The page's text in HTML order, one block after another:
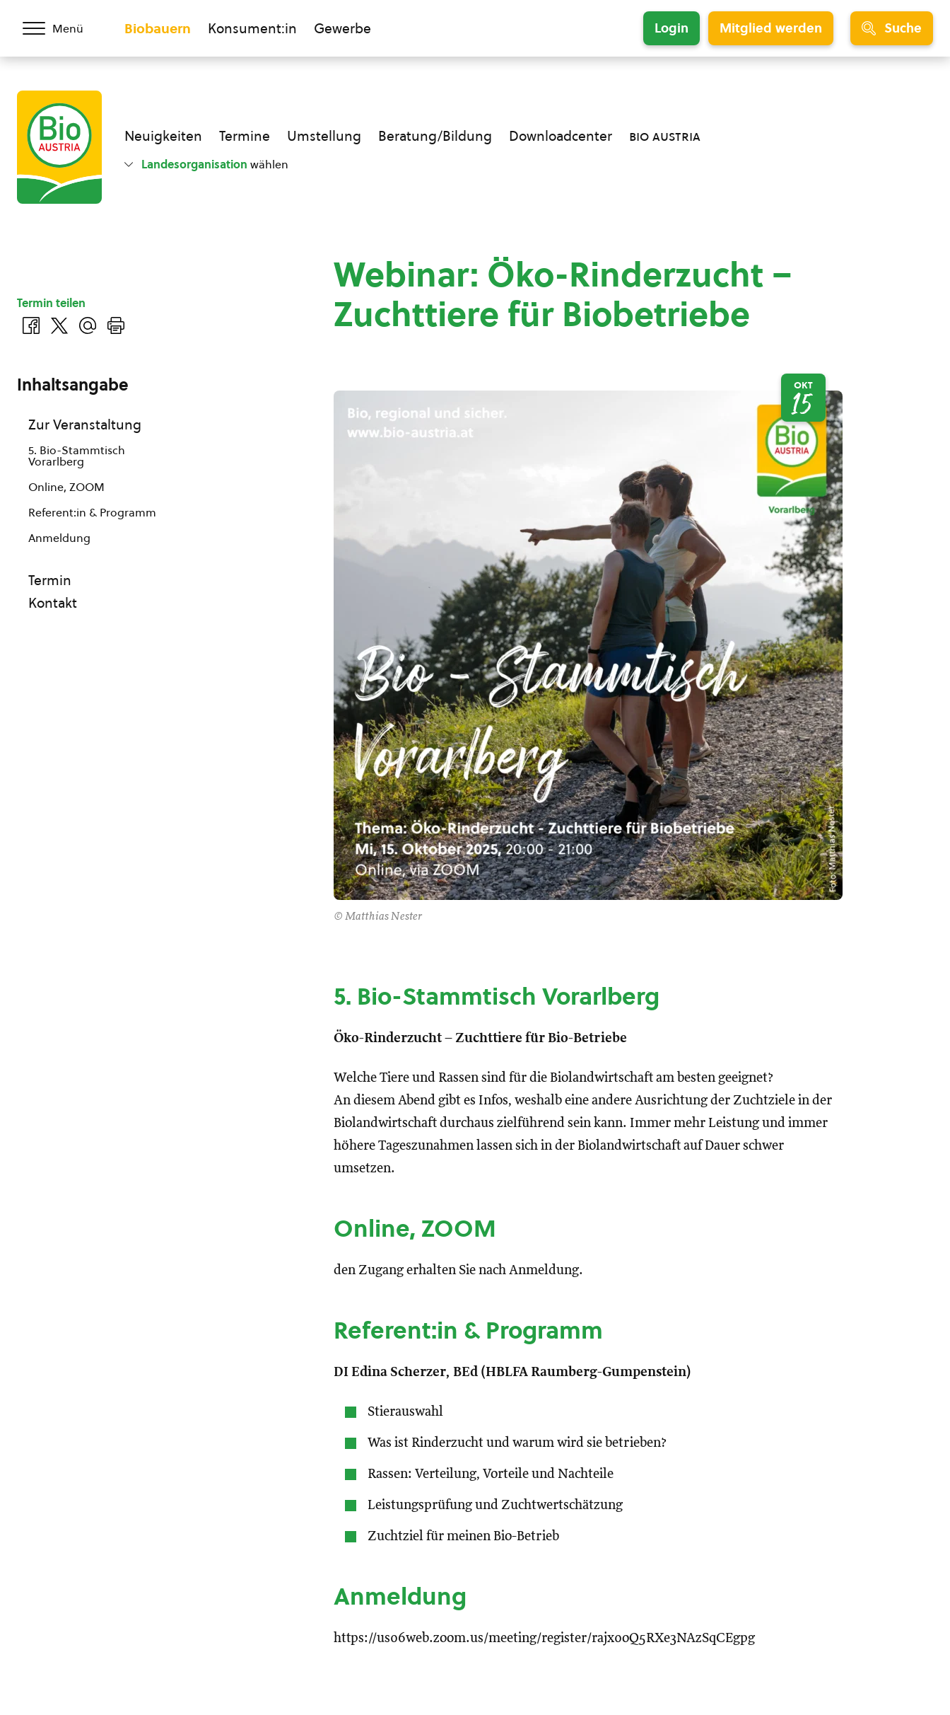
Menü Biobauern Konsument:in Gewerbe Login Mitglied werden Suche
Neuigkeiten Termine Umstellung Beratung/Bildung Downloadcenter bio austria
Landesorganisation wählen
Webinar: Öko-Rinderzucht –
Zuchttiere für Biobetriebe
© Matthias Nester
OKT
15
5. Bio-Stammtisch Vorarlberg
Öko-Rinderzucht – Zuchttiere für Bio-Betriebe
Welche Tiere und Rassen sind für die Biolandwirtschaft am besten geeignet?
An diesem Abend gibt es Infos, weshalb eine andere Ausrichtung der Zuchtziele in der
Biolandwirtschaft durchaus zielführend sein kann. Immer mehr Leistung und immer
höhere Tageszunahmen lassen sich in der Biolandwirtschaft auf Dauer schwer
umsetzen.
Online, ZOOM
den Zugang erhalten Sie nach Anmeldung.
Referent:in & Programm
DI Edina Scherzer, BEd (HBLFA Raumberg-Gumpenstein)
Stierauswahl
Was ist Rinderzucht und warum wird sie betrieben?
Rassen: Verteilung, Vorteile und Nachteile
Leistungsprüfung und Zuchtwertschätzung
Zuchtziel für meinen Bio-Betrieb
Anmeldung
https://us06web.zoom.us/meeting/register/rajx0oQ5RXe3NAzSqCEgpg
Termin teilen
Inhaltsangabe
Zur Veranstaltung
5. Bio-Stammtisch
Vorarlberg
Online, ZOOM
Referent:in & Programm
Anmeldung
Termin
Kontakt